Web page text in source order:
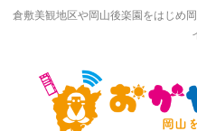
倉敷美観地区や岡山後楽園をはじめ